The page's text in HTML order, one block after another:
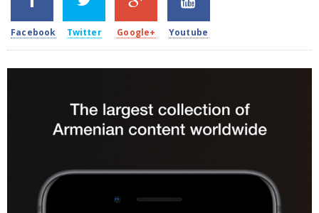
Facebook Twitter Google+ Youtube